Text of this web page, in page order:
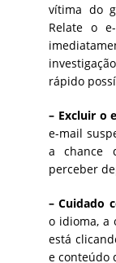
vítima do
Relate o
rápido
– Excluir o
e-mail
a chance
perceber
– Cuidado
o idioma, a
está
e conteúdo